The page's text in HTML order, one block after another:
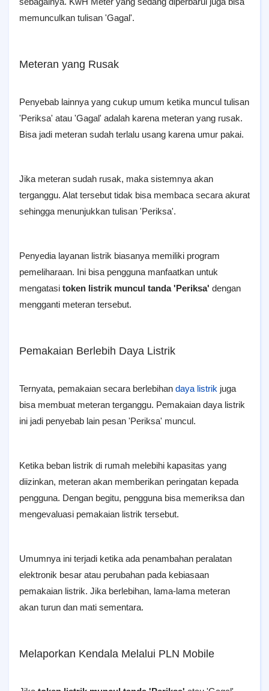
memunculkan tulisan 'Gagal'.
Meteran yang Rusak
Penyebab lainnya yang cukup umum ketika muncul tulisan
'Periksa' atau 'Gagal' adalah karena meteran yang rusak.
Bisa jadi meteran sudah terlalu usang karena umur pakai.
Jika meteran sudah rusak, maka sistemnya akan
terganggu. Alat tersebut tidak bisa membaca secara akurat
sehingga menunjukkan tulisan 'Periksa'.
Penyedia layanan listrik biasanya memiliki program
pemeliharaan. Ini bisa pengguna manfaatkan untuk
mengatasi token listrik muncul tanda 'Periksa' dengan
mengganti meteran tersebut.
Pemakaian Berlebih Daya Listrik
Ternyata, pemakaian secara berlebihan daya listrik juga
bisa membuat meteran terganggu. Pemakaian daya listrik
ini jadi penyebab lain pesan 'Periksa' muncul.
Ketika beban listrik di rumah melebihi kapasitas yang
diizinkan, meteran akan memberikan peringatan kepada
pengguna. Dengan begitu, pengguna bisa memeriksa dan
mengevaluasi pemakaian listrik tersebut.
Umumnya ini terjadi ketika ada penambahan peralatan
elektronik besar atau perubahan pada kebiasaan
pemakaian listrik. Jika berlebihan, lama-lama meteran
akan turun dan mati sementara.
Melaporkan Kendala Melalui PLN Mobile